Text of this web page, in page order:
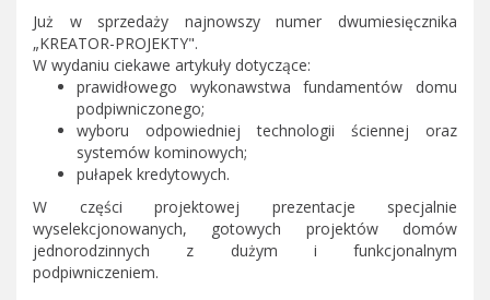
Już w sprzedaży najnowszy numer dwumiesięcznika
„KREATOR-PROJEKTY".
W wydaniu ciekawe artykuły dotyczące:
prawidłowego wykonawstwa fundamentów domu
podpiwniczonego;
wyboru odpowiedniej technologii ściennej oraz
systemów kominowych;
pułapek kredytowych.
W części projektowej prezentacje specjalnie
wyselekcjonowanych, gotowych projektów domów
jednorodzinnych z dużym i funkcjonalnym
podpiwniczeniem.